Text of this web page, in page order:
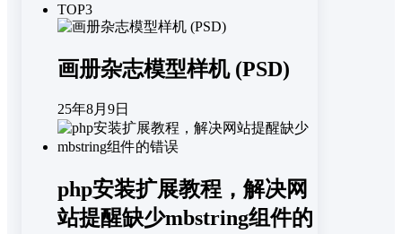
TOP3
画册杂志模型样机 (PSD)
25年8月9日
php安装扩展教程，解决网
站提醒缺少mbstring组件的